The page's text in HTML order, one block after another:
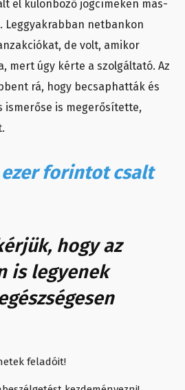
el különböző jogcímeken más-
Leggyakrabban netbankon
de volt, amikor
mert úgy kérte a szolgáltató. Az
rá, hogy becsaphatták és
ismerőse is megerősítette,
forintot csalt
hogy az
is legyenek
feladóit!